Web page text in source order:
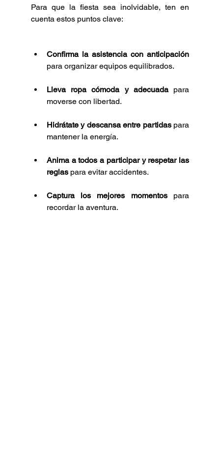
Para que la fiesta sea inolvidable, ten en
cuenta estos puntos clave:
Confirma la asistencia con anticipación
para organizar equipos equilibrados.
Lleva ropa cómoda y adecuada para
moverse con libertad.
Hidrátate y descansa entre partidas para
mantener la energía.
Anima a todos a participar y respetar las
reglas para evitar accidentes.
Captura los mejores momentos para
recordar la aventura.